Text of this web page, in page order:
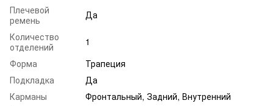
Плечевой
ремень
Да
Количество
отделений
1
Форма
Трапеция
Подкладка
Да
Карманы
Фронтальный, Задний, Внутренний